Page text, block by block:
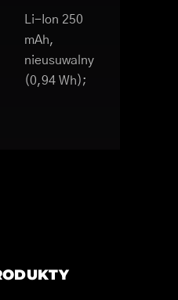
Li-Ion 250
mAh,
nieusuwalny
(0,94 Wh);